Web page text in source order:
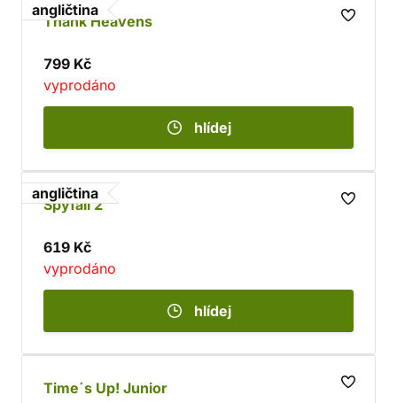
angličtina
Thank Heavens
799 Kč
vyprodáno
hlídej
angličtina
Spyfall 2
619 Kč
vyprodáno
hlídej
Time´s Up! Junior